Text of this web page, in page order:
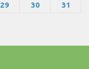
29 30
31